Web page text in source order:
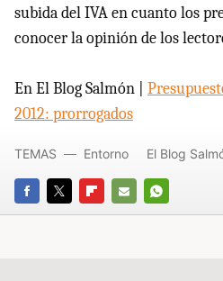
subida del IVA en cuanto los
conocer la opinión de los
En El Blog Salmón |
2012: prorrogados
FACEBOOK
TWITTERFLIPBOARD
E-
WHATSAPP
TEMAS Entorno El Blog